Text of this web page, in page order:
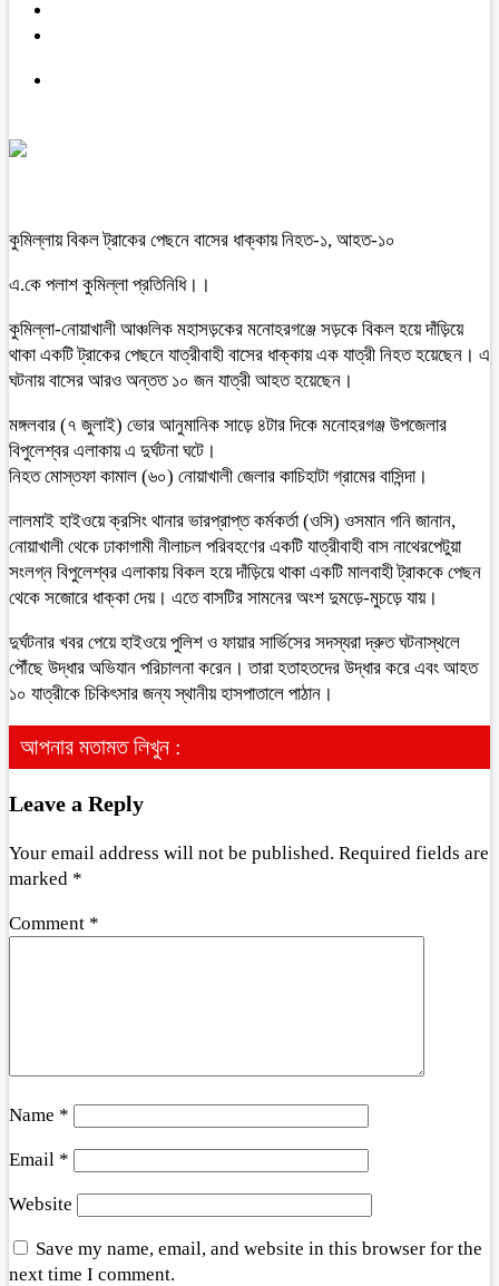
কুমিল্লায় বিকল ট্রাকের পেছনে বাসের ধাক্কায় নিহত-১, আহত-১০
এ.কে পলাশ কুমিল্লা প্রতিনিধি।।
কুমিল্লা-নোয়াখালী আঞ্চলিক মহাসড়কের মনোহরগঞ্জে সড়কে বিকল হয়ে দাঁড়িয়ে
থাকা একটি ট্রাকের পেছনে যাত্রীবাহী বাসের ধাক্কায় এক যাত্রী নিহত হয়েছেন। এ
ঘটনায় বাসের আরও অন্তত ১০ জন যাত্রী আহত হয়েছেন।
মঙ্গলবার (৭ জুলাই) ভোর আনুমানিক সাড়ে ৪টার দিকে মনোহরগঞ্জ উপজেলার
বিপুলেশ্বর এলাকায় এ দুর্ঘটনা ঘটে।
নিহত মোস্তফা কামাল (৬০) নোয়াখালী জেলার কাচিহাটা গ্রামের বাসিন্দা।
লালমাই হাইওয়ে ক্রসিং থানার ভারপ্রাপ্ত কর্মকর্তা (ওসি) ওসমান গনি জানান,
নোয়াখালী থেকে ঢাকাগামী নীলাচল পরিবহণের একটি যাত্রীবাহী বাস নাথেরপেটুয়া
সংলগ্ন বিপুলেশ্বর এলাকায় বিকল হয়ে দাঁড়িয়ে থাকা একটি মালবাহী ট্রাককে পেছন
থেকে সজোরে ধাক্কা দেয়। এতে বাসটির সামনের অংশ দুমড়ে-মুচড়ে যায়।
দুর্ঘটনার খবর পেয়ে হাইওয়ে পুলিশ ও ফায়ার সার্ভিসের সদস্যরা দ্রুত ঘটনাস্থলে
পৌঁছে উদ্ধার অভিযান পরিচালনা করেন। তারা হতাহতদের উদ্ধার করে এবং আহত
১০ যাত্রীকে চিকিৎসার জন্য স্থানীয় হাসপাতালে পাঠান।
আপনার মতামত লিখুন :
Leave a Reply
Your email address will not be published. Required fields are
marked *
Comment *
Name *
Email *
Website
Save my name, email, and website in this browser for the
next time I comment.